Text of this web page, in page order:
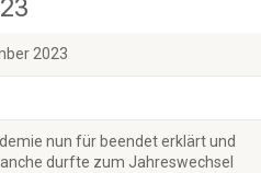
2023
nun für beendet erklärt und
durfte zum Jahreswechsel